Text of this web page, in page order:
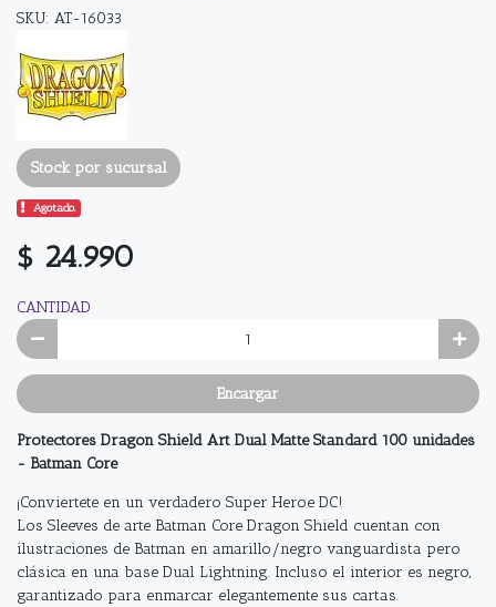
SKU: AT-16033
Stock por sucursal
Agotado.
$ 24.990
CANTIDAD
Encargar
Protectores Dragon Shield Art Dual Matte Standard 100 unidades
- Batman Core
¡Conviertete en un verdadero Super Heroe DC!
Los Sleeves de arte Batman Core Dragon Shield cuentan con
ilustraciones de Batman en amarillo/negro vanguardista pero
clásica en una base Dual Lightning. Incluso el interior es negro,
garantizado para enmarcar elegantemente sus cartas.